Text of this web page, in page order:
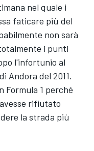
nel quale i
faticare più del
non sarà
i punti
l'infortunio al
Andora del 2011.
Formula 1 perché
rifiutato
la strada più